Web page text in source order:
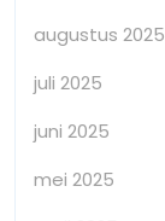
augustus 2025
juli 2025
juni 2025
mei 2025